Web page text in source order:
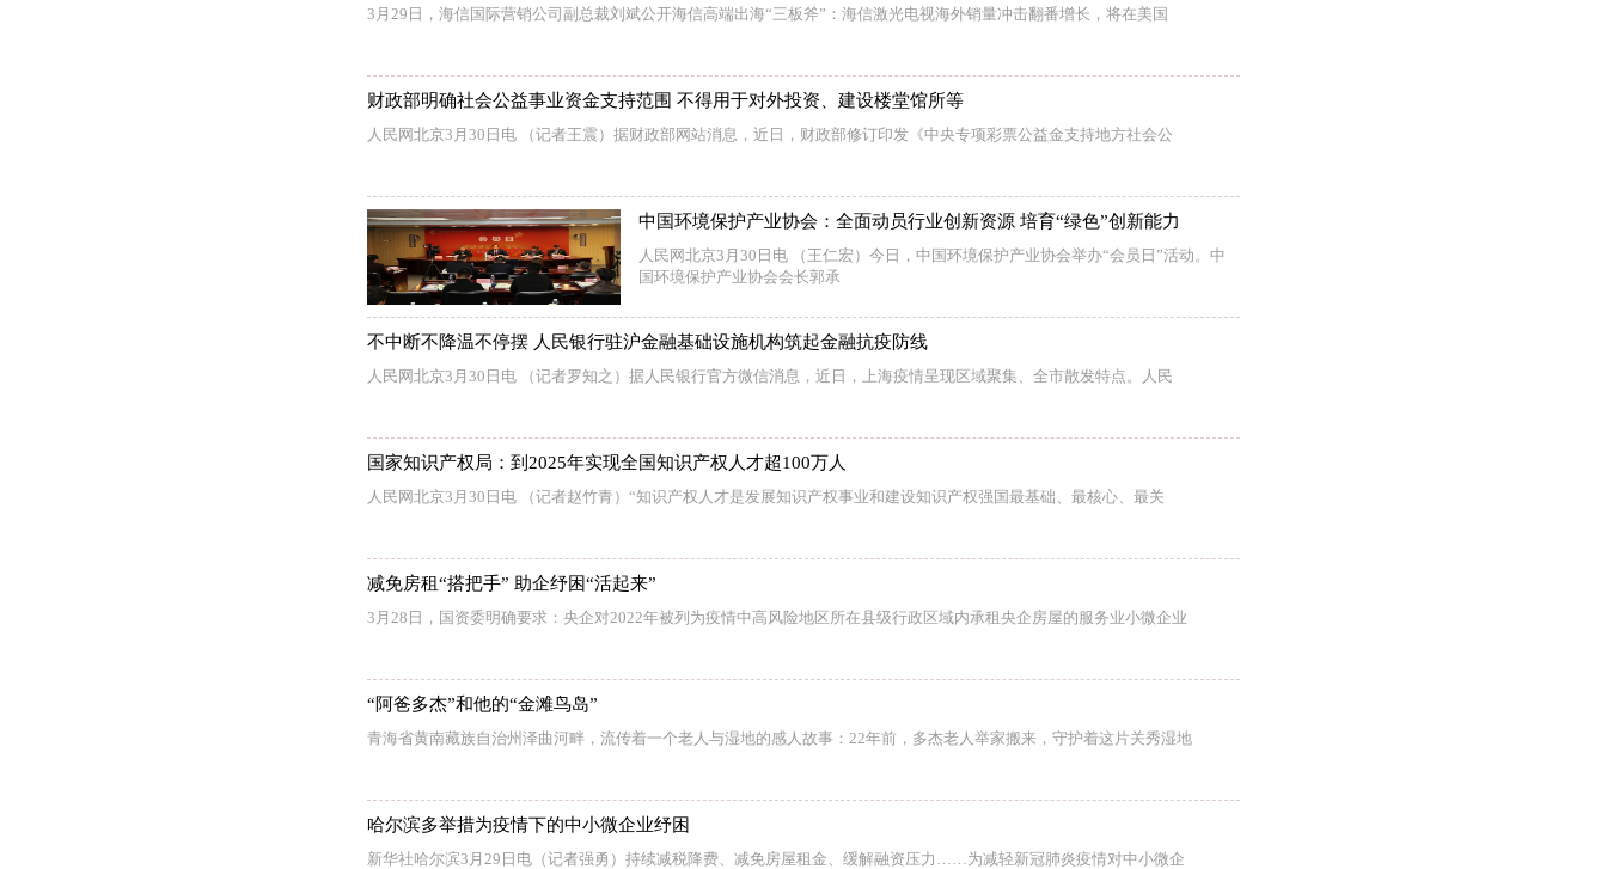
3月29日，海信国际营销公司副总裁刘斌公开海信高端出海“三板斧”：海信激光电视海外销量冲击翻番增长，将在美国
财政部明确社会公益事业资金支持范围 不得用于对外投资、建设楼堂馆所等
人民网北京3月30日电 （记者王震）据财政部网站消息，近日，财政部修订印发《中央专项彩票公益金支持地方社会公
中国环境保护产业协会：全面动员行业创新资源 培育“绿色”创新能力
人民网北京3月30日电 （王仁宏）今日，中国环境保护产业协会举办“会员日”活动。中
国环境保护产业协会会长郭承
不中断不降温不停摆 人民银行驻沪金融基础设施机构筑起金融抗疫防线
人民网北京3月30日电 （记者罗知之）据人民银行官方微信消息，近日，上海疫情呈现区域聚集、全市散发特点。人民
国家知识产权局：到2025年实现全国知识产权人才超100万人
人民网北京3月30日电 （记者赵竹青）“知识产权人才是发展知识产权事业和建设知识产权强国最基础、最核心、最关
减免房租“搭把手” 助企纾困“活起来”
3月28日，国资委明确要求：央企对2022年被列为疫情中高风险地区所在县级行政区域内承租央企房屋的服务业小微企业
“阿爸多杰”和他的“金滩鸟岛”
青海省黄南藏族自治州泽曲河畔，流传着一个老人与湿地的感人故事：22年前，多杰老人举家搬来，守护着这片关秀湿地
哈尔滨多举措为疫情下的中小微企业纾困
新华社哈尔滨3月29日电（记者强勇）持续减税降费、减免房屋租金、缓解融资压力……为减轻新冠肺炎疫情对中小微企